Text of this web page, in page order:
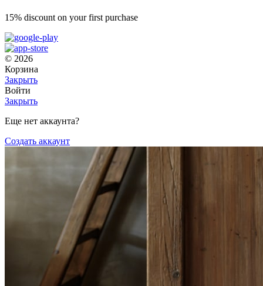
15% discount on your first purchase
© 2026
Корзина
Закрыть
Войти
Закрыть
Еще нет аккаунта?
Создать аккаунт